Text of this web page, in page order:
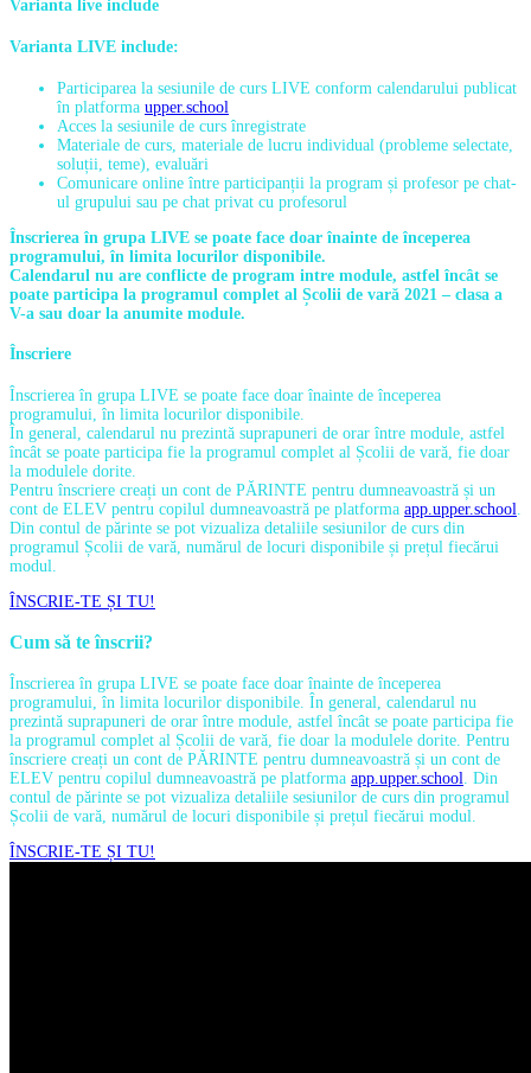
Varianta live include
Varianta LIVE include:
Participarea la sesiunile de curs LIVE conform calendarului publicat
în platforma upper.school
Acces la sesiunile de curs înregistrate
Materiale de curs, materiale de lucru individual (probleme selectate,
soluții, teme), evaluări
Comunicare online între participanții la program și profesor pe chat-
ul grupului sau pe chat privat cu profesorul
Înscrierea în grupa LIVE se poate face doar înainte de începerea
programului, în limita locurilor disponibile.
Calendarul nu are conflicte de program intre module, astfel încât se
poate participa la programul complet al Școlii de vară 2021 – clasa a
V-a sau doar la anumite module.
Înscriere
Înscrierea în grupa LIVE se poate face doar înainte de începerea
programului, în limita locurilor disponibile.
În general, calendarul nu prezintă suprapuneri de orar între module, astfel
încât se poate participa fie la programul complet al Școlii de vară, fie doar
la modulele dorite.
Pentru înscriere creați un cont de PĂRINTE pentru dumneavoastră și un
cont de ELEV pentru copilul dumneavoastră pe platforma app.upper.school
Din contul de părinte se pot vizualiza detaliile sesiunilor de curs din
programul Școlii de vară, numărul de locuri disponibile și prețul fiecărui
modul.
ÎNSCRIE-TE ȘI TU!
Cum să te înscrii?
Înscrierea în grupa LIVE se poate face doar înainte de începerea
programului, în limita locurilor disponibile. În general, calendarul nu
prezintă suprapuneri de orar între module, astfel încât se poate participa fie
la programul complet al Școlii de vară, fie doar la modulele dorite. Pentru
înscriere creați un cont de PĂRINTE pentru dumneavoastră și un cont de
ELEV pentru copilul dumneavoastră pe platforma app.upper.school . Din
contul de părinte se pot vizualiza detaliile sesiunilor de curs din programul
Școlii de vară, numărul de locuri disponibile și prețul fiecărui modul.
ÎNSCRIE-TE ȘI TU!